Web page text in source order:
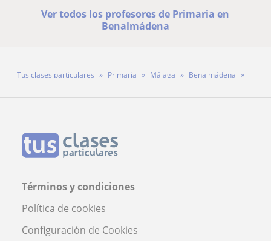
Ver todos los profesores de Primaria en
Benalmádena
Tus clases particulares Primaria Málaga
Benalmádena
Términos y condiciones
Política de cookies
Configuración de Cookies